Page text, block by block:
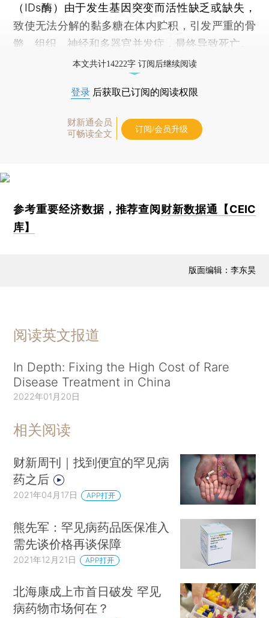
（IDs酶）由于发生基因突变而活性缺乏或缺失，
致使无法分解的黏多糖在体内贮积，引发严重的骨
骼、组织、神经和多器官并发症，最终导致死亡。
本文共计14222字 订阅后继续阅读
登录 后获取已订阅的阅读权限
财新通会员
可畅读全文
订阅/会员升级
参考重要经济数据，推荐查阅财新数据通【CEIC
库】
版面编辑：李东昊
阅读英文报道
In Depth: Fixing the High Cost of Rare
Disease Treatment in China
2022年01月20日
相关阅读
财新周刊｜找到便宜的罕见病
药之后
2021年04月17日 APP打开
熊先军：罕见病药品医保准入
需先谈价格再谈保障
2021年12月21日 APP打开
北海康成上市首日破发 罕见
病药物市场何在？